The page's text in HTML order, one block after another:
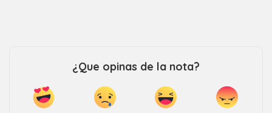
¿Que opinas de la nota?